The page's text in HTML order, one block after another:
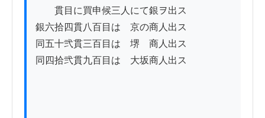
貫目に買申候三人にて銀ヲ出ス
銀六拾四貫八百目は　京の商人出ス
同五十弐貫三百目は　堺　商人出ス
同四拾弐貫九百目は　大坂商人出ス